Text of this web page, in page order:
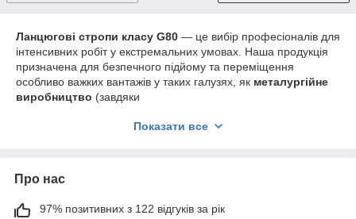
Ланцюгові стропи класу G80 — це вибір професіоналів для
інтенсивних робіт у екстремальних умовах. Наша продукція
призначена для безпечного підйому та переміщення
особливо важких вантажів у таких галузях, як металургійне
виробництво (завдяки
складська логістика . Ми пропонуємо
включаючи
їхню довговічність та безпеку експлуатації.
Показати все
Про нас
97% позитивних з 122 відгуків за рік